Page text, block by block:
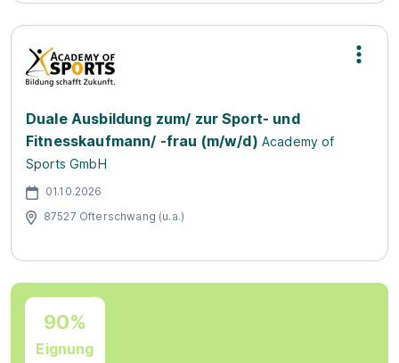
Duale Ausbildung zum/ zur Sport- und
Fitnesskaufmann/ -frau (m/w/d) Academy of
Sports GmbH
01.10.2026
87527 Ofterschwang (u.a.)
90%
Eignung